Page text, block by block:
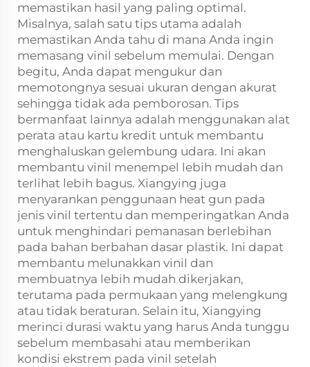
memastikan hasil yang paling optimal.
Misalnya, salah satu tips utama adalah
memastikan Anda tahu di mana Anda ingin
memasang vinil sebelum memulai. Dengan
begitu, Anda dapat mengukur dan
memotongnya sesuai ukuran dengan akurat
sehingga tidak ada pemborosan. Tips
bermanfaat lainnya adalah menggunakan alat
perata atau kartu kredit untuk membantu
menghaluskan gelembung udara. Ini akan
membantu vinil menempel lebih mudah dan
terlihat lebih bagus. Xiangying juga
menyarankan penggunaan heat gun pada
jenis vinil tertentu dan memperingatkan Anda
untuk menghindari pemanasan berlebihan
pada bahan berbahan dasar plastik. Ini dapat
membantu melunakkan vinil dan
membuatnya lebih mudah dikerjakan,
terutama pada permukaan yang melengkung
atau tidak beraturan. Selain itu, Xiangying
merinci durasi waktu yang harus Anda tunggu
sebelum membasahi atau memberikan
kondisi ekstrem pada vinil setelah